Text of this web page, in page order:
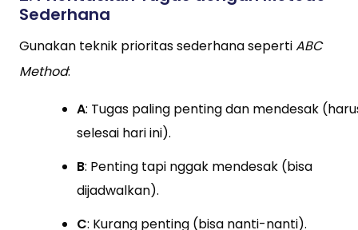
Sederhana
Gunakan teknik prioritas sederhana sepertiABC
Method:
A: Tugas paling penting dan mendesak
selesai hari ini).
B: Penting tapi nggak mendesak (bisa
dijadwalkan).
C: Kurang penting (bisa nanti-nanti).